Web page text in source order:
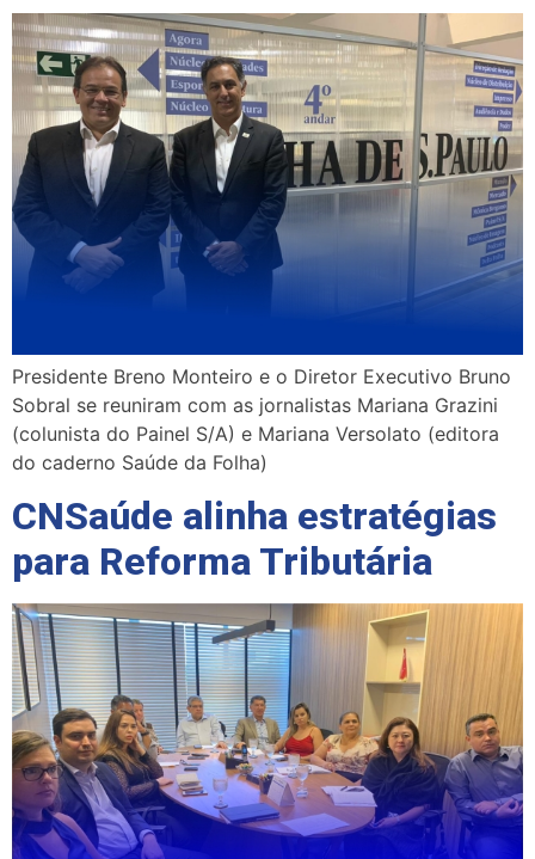
Presidente Breno Monteiro e o Diretor Executivo Bruno
Sobral se reuniram com as jornalistas Mariana Grazini
(colunista do Painel S/A) e Mariana Versolato (editora
do caderno Saúde da Folha)
CNSaúde alinha estratégias
para Reforma Tributária